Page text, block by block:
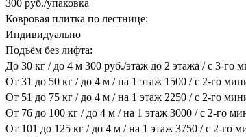
300 руб./упаковка
Ковровая плитка по лестнице:
Индивидуально
Подъём без лифта:
До 30 кг / до 4 м 300 руб./этаж до 2 этажа / с 3-
От 31 до 50 кг / до 4 м / на 1 этаж 1500 / с 2-го
От 51 до 75 кг / до 4 м / на 1 этаж 2250 / с 2-го
От 76 до 100 кг / до 4 м / на 1 этаж 3000 / с 2-го
От 101 до 125 кг / до 4 м / на 1 этаж 3750 / с 2-го